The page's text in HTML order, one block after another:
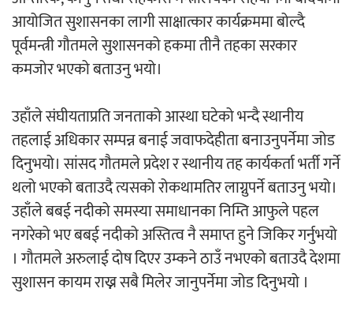
‘आइतबारको अफिस’ को परिचर्चा सम्पन्न
अर्जुन चन्द्रको ‘संवेदनाका प्रतिध्वनि’
मुक्तकसङ्ग्रह लोकार्पण
आयोजित सुशासनका लागी साक्षात्कार कार्यक्रममा बोल्दै
पूर्वमन्त्री गौतमले सुशासनको हकमा तीनै तहका सरकार
कमजोर भएको बताउनु भयो।
उहाँले संघीयताप्रति जनताको आस्था घटेको भन्दै स्थानीय
तहलाई अधिकार सम्पन्न बनाई जवाफदेहीता बनाउनुपर्नेमा जोड
दिनुभयो। सांसद गौतमले प्रदेश र स्थानीय तह कार्यकर्ता भर्ती गर्ने
थलो भएको बताउदै त्यसको रोकथामतिर लाग्नुपर्ने बताउनु भयो।
उहाँले बबई नदीको समस्या समाधानका निम्ति आफुले पहल
नगरेको भए बबई नदीको अस्तित्व नै समाप्त हुने जिकिर गर्नुभयो
। गौतमले अरुलाई दोष दिएर उम्कने ठाउँ नभएको बताउदै देशमा
सुशासन कायम राख्न सबै मिलेर जानुपर्नेमा जोड दिनुभयो ।